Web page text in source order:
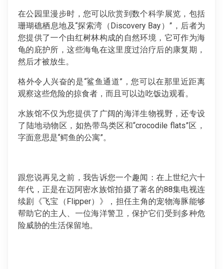
在公园里漫步时，您可以欣赏到数个科学展览，包括
珊瑚礁栖息地及“探索湾（Discovery Bay）”，后者为
您提供了一个由红树林构成的自然环境，它可作为海
龟的庇护所，这些海龟在这里度过治疗后的康复期，
然后才被放生。
格外令人兴奋的是“鲨鱼通道”，您可以在那里近距离
观察这些危险的掠食者，而且可以边吃饭边观看。
水族馆不仅为您提供了广阔的海洋生物视野，还专设
了陆地动物区，如热带鸟类区和“crocodile flats”区，
字面意思是“鳄鱼的公寓”。
跟您说再见之前，我告诉您一个趣闻：在上世纪六十
年代，正是在迈阿密水族馆拍摄了著名的88集电视连
续剧《飞宝（Flipper）》，担任主角的宠物海豚能够
帮助它的主人、一位海洋警卫，保护它们受到多种危
险威胁的生活保留地。